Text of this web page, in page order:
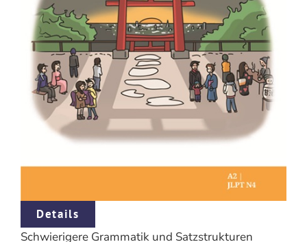
Details
Schwierigere Grammatik und Satzstrukturen